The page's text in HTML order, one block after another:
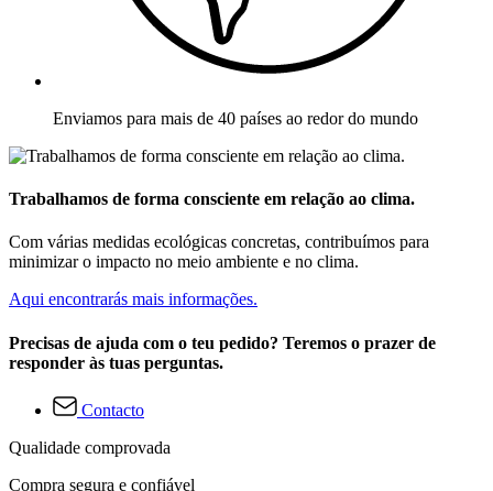
Enviamos para mais de 40 países ao redor do mundo
Trabalhamos de forma consciente em relação ao clima.
Com várias medidas ecológicas concretas, contribuímos para
minimizar o impacto no meio ambiente e no clima.
Aqui encontrarás mais informações.
Precisas de ajuda com o teu pedido? Teremos o prazer de
responder às tuas perguntas.
Contacto
Qualidade comprovada
Compra segura e confiável